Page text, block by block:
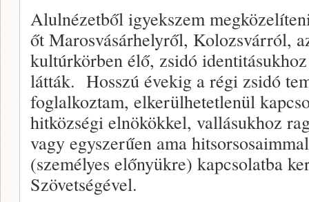
Alulnézetből igyekszem
őt Marosvásárhelyről, Kolozsvárról,
kultúrkörben élő, zsidó
látták. Hosszú évekig a régi zsidó
foglalkoztam, elkerülhetetlenül
hitközségi elnökökkel, vallásukhoz
vagy egyszerűen ama
(személyes előnyükre) kapcsolatba
Szövetségével.